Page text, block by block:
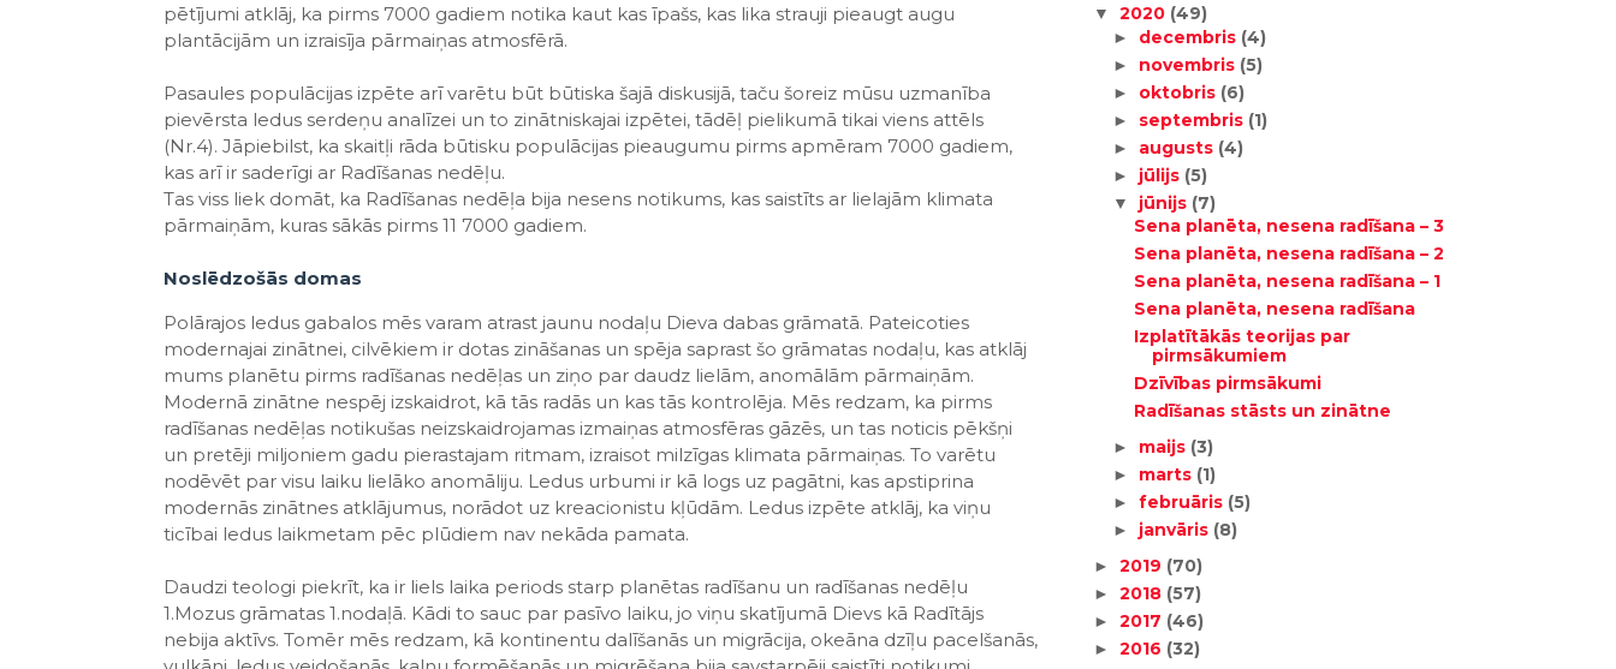
pētījumi atklāj, ka pirms 7000 gadiem notika kaut kas īpašs, kas lika strauji pieaugt augu
plantācijām un izraisīja pārmaiņas atmosfērā.
Pasaules populācijas izpēte arī varētu būt būtiska šajā diskusijā, taču šoreiz mūsu uzmanība
pievērsta ledus serdeņu analīzei un to zinātniskajai izpētei, tādēļ pielikumā tikai viens attēls
(Nr.4). Jāpiebilst, ka skaitļi rāda būtisku populācijas pieaugumu pirms apmēram 7000 gadiem,
kas arī ir saderīgi ar Radīšanas nedēļu.
Tas viss liek domāt, ka Radīšanas nedēļa bija nesens notikums, kas saistīts ar lielajām klimata
pārmaiņām, kuras sākās pirms 11 7000 gadiem.
Noslēdzošās domas
Polārajos ledus gabalos mēs varam atrast jaunu nodaļu Dieva dabas grāmatā. Pateicoties
modernajai zinātnei, cilvēkiem ir dotas zināšanas un spēja saprast šo grāmatas nodaļu, kas atklāj
mums planētu pirms radīšanas nedēļas un ziņo par daudz lielām, anomālām pārmaiņām.
Modernā zinātne nespēj izskaidrot, kā tās radās un kas tās kontrolēja. Mēs redzam, ka pirms
radīšanas nedēļas notikušas neizskaidrojamas izmaiņas atmosfēras gāzēs, un tas noticis pēkšņi
un pretēji miljoniem gadu pierastajam ritmam, izraisot milzīgas klimata pārmaiņas. To varētu
nodēvēt par visu laiku lielāko anomāliju. Ledus urbumi ir kā logs uz pagātni, kas apstiprina
modernās zinātnes atklājumus, norādot uz kreacionistu kļūdām. Ledus izpēte atklāj, ka viņu
ticībai ledus laikmetam pēc plūdiem nav nekāda pamata.
Daudzi teologi piekrīt, ka ir liels laika periods starp planētas radīšanu un radīšanas nedēļu
1.Mozus grāmatas 1.nodaļā. Kādi to sauc par pasīvo laiku, jo viņu skatījumā Dievs kā Radītājs
nebija aktīvs. Tomēr mēs redzam, kā kontinentu dalīšanās un migrācija, okeāna dzīļu pacelšanās,
▼ 2020 (49)
► decembris (4)
► novembris (5)
► oktobris (6)
► septembris (1)
► augusts (4)
► jūlijs (5)
▼ jūnijs (7)
Sena planēta, nesena radīšana – 3
Sena planēta, nesena radīšana – 2
Sena planēta, nesena radīšana – 1
Sena planēta, nesena radīšana
Izplatītākās teorijas par
pirmsākumiem
Dzīvības pirmsākumi
Radīšanas stāsts un zinātne
► maijs (3)
► marts (1)
►februāris (5)
► janvāris (8)
► 2019 (70)
► 2018 (57)
► 2017 (46)
► 2016 (32)